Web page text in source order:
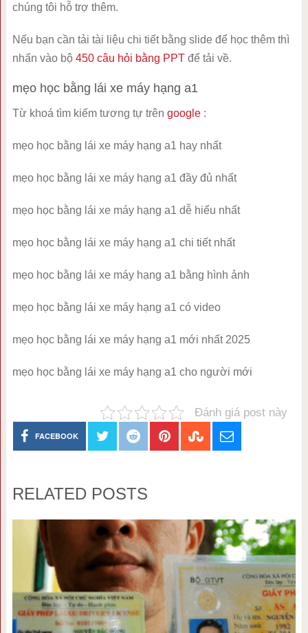
chúng tôi hỗ trợ thêm.
Nếu bạn cần tải tài liệu chi tiết bằng slide để học thêm thì
nhấn vào bộ 450 câu hỏi bằng PPTđể tải về.
mẹo học bằng lái xe máy hạng a1
Từ khoá tìm kiếm tương tự trên google:
mẹo học bằng lái xe máy hạng a1 hay nhất
mẹo học bằng lái xe máy hạng a1 đầy đủ nhất
mẹo học bằng lái xe máy hạng a1 dễ hiểu nhất
mẹo học bằng lái xe máy hạng a1 chi tiết nhất
mẹo học bằng lái xe máy hạng a1 bằng hình ảnh
mẹo học bằng lái xe máy hạng a1 có video
mẹo học bằng lái xe máy hạng a1 mới nhất 2025
mẹo học bằng lái xe máy hạng a1 cho người mới
Đánh giá post này
FACEBOOK
RELATED POSTS